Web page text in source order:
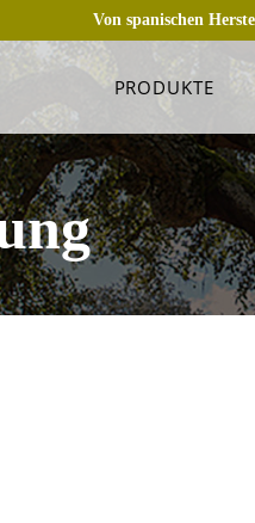
Von spanischen
PRODUKTE